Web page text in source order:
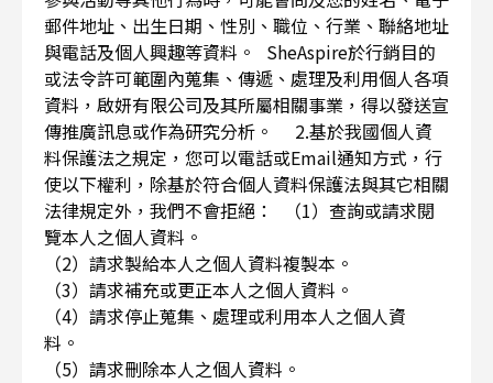
郵件地址、出生日期、性別、職位、行業、聯絡地址
與電話及個人興趣等資料。 SheAspire於行銷目的
或法令許可範圍內蒐集、傳遞、處理及利用個人各項
資料，啟妍有限公司及其所屬相關事業，得以發送宣
傳推廣訊息或作為研究分析。 2.基於我國個人資
料保護法之規定，您可以電話或Email通知方式，行
使以下權利，除基於符合個人資料保護法與其它相關
法律規定外，我們不會拒絕： （1）查詢或請求閱
覽本人之個人資料。
（2）請求製給本人之個人資料複製本。
（3）請求補充或更正本人之個人資料。
（4）請求停止蒐集、處理或利用本人之個人資
料。
（5）請求刪除本人之個人資料。